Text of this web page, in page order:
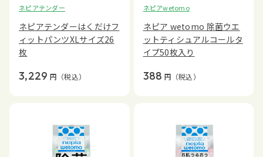
ネピアテンダー
ネピアテンダーはくだけフ
ィットパンツXLサイズ26
枚
3,229 円 （税込）
ネピアwetomo
ネピア wetomo 除菌ウエ
ットティシュアルコールタ
イプ50枚入り
388 円 （税込）